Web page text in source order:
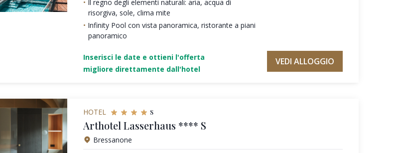
Il regno degli elementi naturali: aria, acqua di
risorgiva, sole, clima mite
Infinity Pool con vista panoramica, ristorante a piani
panoramico
Inserisci le date e ottieni l'offerta
migliore direttamente dall'hotel
VEDI ALLOGGIO
HOTEL s
Arthotel Lasserhaus **** S
Bressanone